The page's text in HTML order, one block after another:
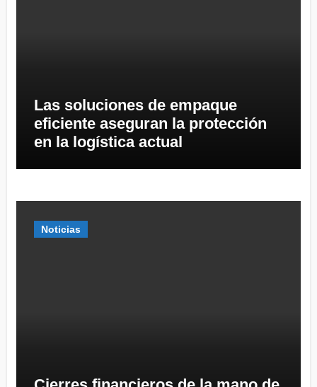
Las soluciones de empaque
eficiente aseguran la protección
en la logística actual
Noticias